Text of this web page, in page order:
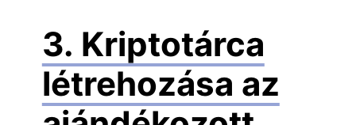
3. Kriptotárca
létrehozása az